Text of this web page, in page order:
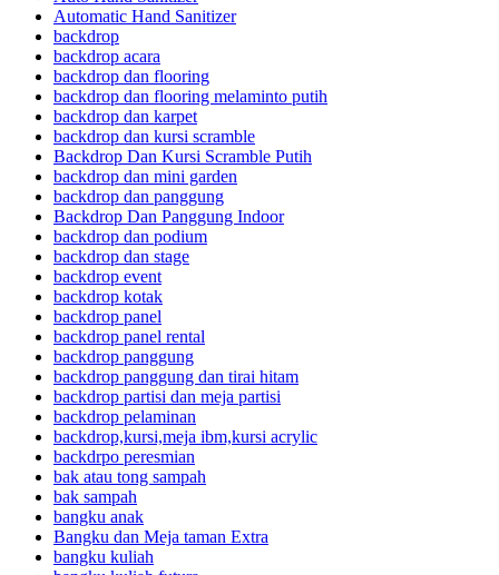
Automatic Hand Sanitizer
backdrop
backdrop acara
backdrop dan flooring
backdrop dan flooring melaminto putih
backdrop dan karpet
backdrop dan kursi scramble
Backdrop Dan Kursi Scramble Putih
backdrop dan mini garden
backdrop dan panggung
Backdrop Dan Panggung Indoor
backdrop dan podium
backdrop dan stage
backdrop event
backdrop kotak
backdrop panel
backdrop panel rental
backdrop panggung
backdrop panggung dan tirai hitam
backdrop partisi dan meja partisi
backdrop pelaminan
backdrop,kursi,meja ibm,kursi acrylic
backdrpo peresmian
bak atau tong sampah
bak sampah
bangku anak
Bangku dan Meja taman Extra
bangku kuliah